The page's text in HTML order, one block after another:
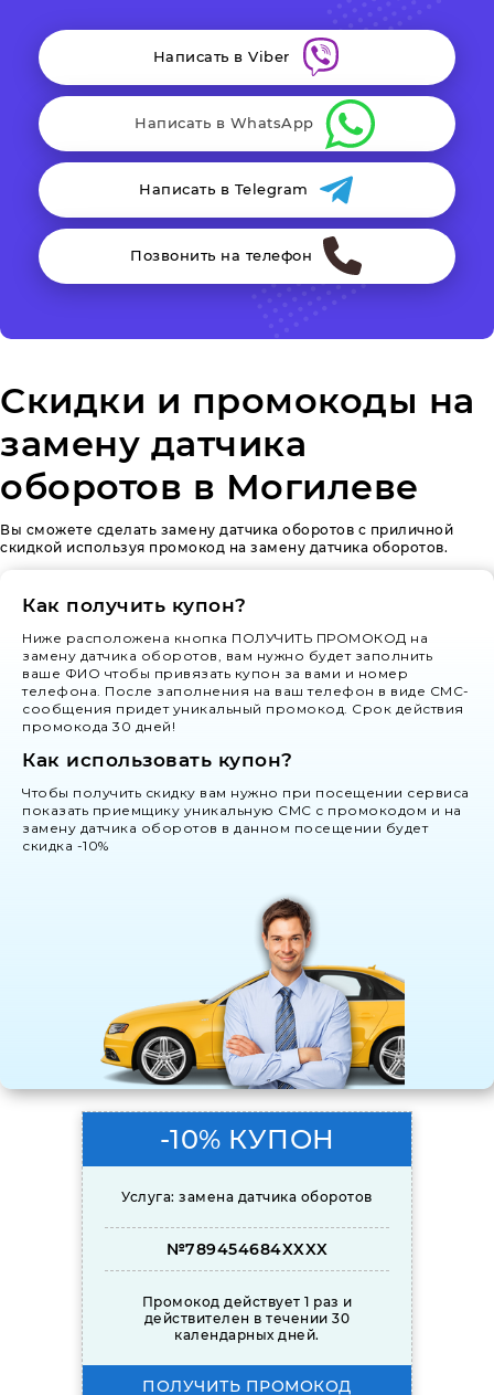
Написать в Viber
Написать в WhatsApp
Написать в Telegram
Позвонить на телефон
Скидки и промокоды на
замену датчика
оборотов в Могилеве
Вы сможете сделать замену датчика оборотов с приличной
скидкой используя промокод на замену датчика оборотов.
Как получить купон?
Ниже расположена кнопка ПОЛУЧИТЬ ПРОМОКОД на
замену датчика оборотов, вам нужно будет заполнить
ваше ФИО чтобы привязать купон за вами и номер
телефона. После заполнения на ваш телефон в виде СМС-
сообщения придет уникальный промокод. Срок действия
промокода 30 дней!
Как использовать купон?
Чтобы получить скидку вам нужно при посещении сервиса
показать приемщику уникальную СМС с промокодом и на
замену датчика оборотов в данном посещении будет
скидка -10%
-10% КУПОН
Услуга: замена датчика оборотов
№789454684XXXX
Промокод действует 1 раз и
действителен в течении 30
календарных дней.
ПОЛУЧИТЬ ПРОМОКОД